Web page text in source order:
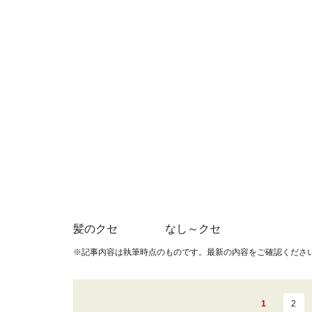
髪のクセ なし～クセ
※記事内容は執筆時点のものです。最新の内容をご確認くださ
1 2